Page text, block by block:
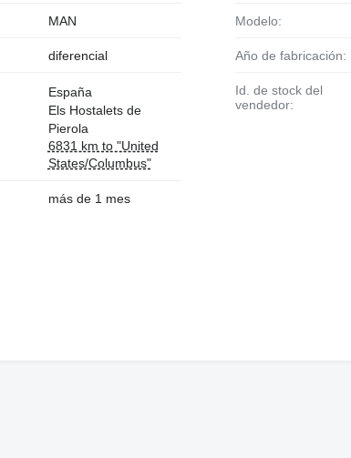
MAN Modelo:
diferencial Año de fabricación:
España
Els Hostalets de
Pierola
6831 km to "United
States/Columbus"
Id. de stock del
vendedor:
más de 1 mes